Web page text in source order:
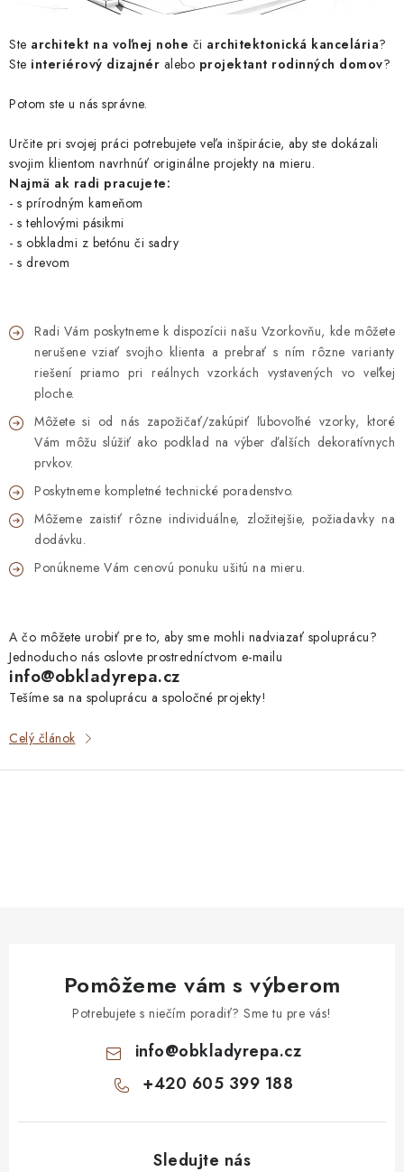
Ste architekt na voľnej nohe či architektonická kancelária?
Ste interiérový dizajnér alebo projektant rodinných domov?
Potom ste u nás správne.
Určite pri svojej práci potrebujete veľa inšpirácie, aby ste dokázali
svojim klientom navrhnúť originálne projekty na mieru.
Najmä ak radi pracujete:
- s prírodným kameňom
- s tehlovými pásikmi
- s obkladmi z betónu či sadry
- s drevom
Radi Vám poskytneme k dispozícii našu Vzorkovňu, kde môžete
nerušene vziať svojho klienta a prebrať s ním rôzne varianty
riešení priamo pri reálnych vzorkách vystavených vo veľkej
ploche.
Môžete si od nás zapožičať/zakúpiť ľubovoľné vzorky, ktoré
Vám môžu slúžiť ako podklad na výber ďalších dekoratívnych
prvkov.
Poskytneme kompletné technické poradenstvo.
Môžeme zaistiť rôzne individuálne, zložitejšie, požiadavky na
dodávku.
Ponúkneme Vám cenovú ponuku ušitú na mieru.
A čo môžete urobiť pre to, aby sme mohli nadviazať spoluprácu?
Jednoducho nás oslovte prostredníctvom e-mailu
info@obkladyrepa.cz
Tešíme sa na spoluprácu a spoločné projekty!
Celý článok
Pomôžeme vám s výberom
Potrebujete s niečím poradiť? Sme tu pre vás!
info@obkladyrepa.cz
+420 605 399 188